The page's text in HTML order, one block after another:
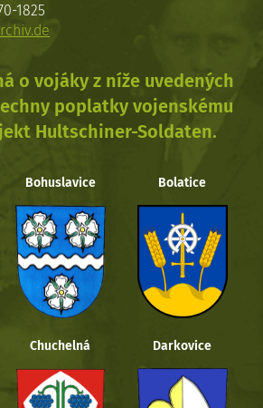
1825
o vojáky z níže uvedených
poplatky vojenskému
Hultschiner-Soldaten.
Bohuslavice Bolatice
Chuchelná Darkovice